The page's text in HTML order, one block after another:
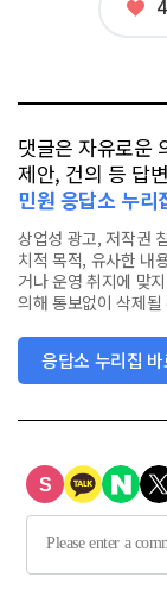
좋
4
댓글은 자유로운
제안, 건의 등 답
민원 응답소 누리
상업성 광고, 저작권
치적 목적, 유사한 내
거나 운영 취지에 맞
의해 통보없이 삭제될
응답소 누리집 바